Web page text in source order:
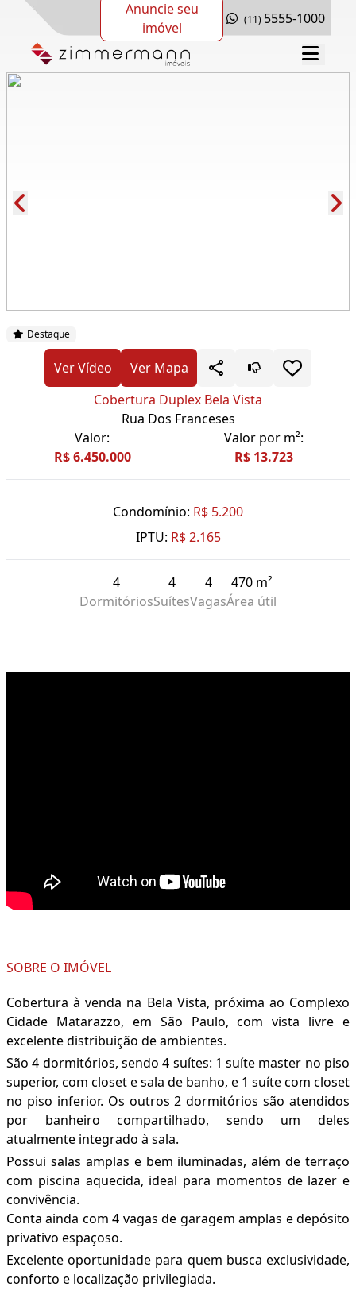
Anuncie seu
imóvel
(11) 5555-1000
Destaque
Ver Vídeo
Ver Mapa
Cobertura Duplex Bela Vista
Rua Dos Franceses
Valor:
R$ 6.450.000
Valor por m²:
R$ 13.723
Condomínio: R$ 5.200
IPTU: R$ 2.165
4
Dormitórios
4
Suítes
4
Vagas
470 m²
Área útil
SOBRE O IMÓVEL
Cobertura à venda na Bela Vista, próxima ao Complexo
Cidade Matarazzo, em São Paulo, com vista livre e
excelente distribuição de ambientes.
São 4 dormitórios, sendo 4 suítes: 1 suíte master no piso
superior, com closet e sala de banho, e 1 suíte com closet
no piso inferior. Os outros 2 dormitórios são atendidos
por banheiro compartilhado, sendo um deles
atualmente integrado à sala.
Possui salas amplas e bem iluminadas, além de terraço
com piscina aquecida, ideal para momentos de lazer e
convivência.
Conta ainda com 4 vagas de garagem amplas e depósito
privativo espaçoso.
Excelente oportunidade para quem busca exclusividade,
conforto e localização privilegiada.